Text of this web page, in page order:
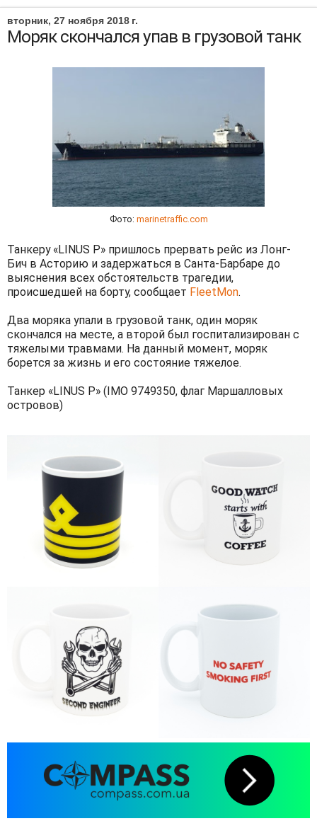
вторник, 27 ноября 2018 г.
Моряк скончался упав в грузовой танк
Фото: marinetraffic.com
Танкеру «LINUS P» пришлось прервать рейс из Лонг-
Бич в Асторию и задержаться в Санта-Барбаре до
выяснения всех обстоятельств трагедии,
происшедшей на борту, сообщает FleetMon.
Два моряка упали в грузовой танк, один моряк
скончался на месте, а второй был госпитализирован с
тяжелыми травмами. На данный момент, моряк
борется за жизнь и его состояние тяжелое.
Танкер «LINUS P» (IMO 9749350, флаг Маршалловых
островов)